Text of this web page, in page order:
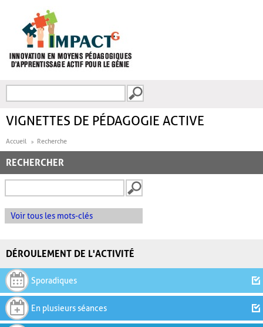
FORMULAIRE DE
VIGNETTES DE PÉDAGOGIE ACTIVE
Accueil Recherche
RECHERCHER
Voir tous les mots-clés
DÉROULEMENT DE L'ACTIVITÉ
Sporadiques
En plusieurs séances